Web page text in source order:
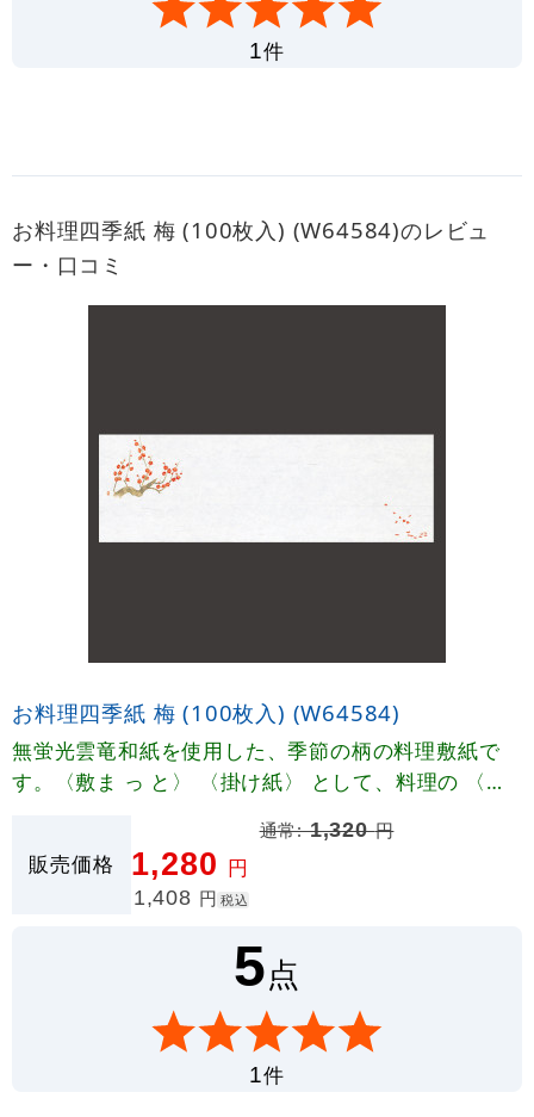
1件
お料理四季紙 梅 (100枚入) (W64584)のレビュ
ー・口コミ
お料理四季紙 梅 (100枚入) (W64584)
無蛍光雲竜和紙を使用した、季節の柄の料理敷紙で
す。〈敷ま っ と〉 〈掛け紙〉 として、料理の 〈お
販売価格
通常:1,320円
1,280 円
1,408 円 税込
5点
1件